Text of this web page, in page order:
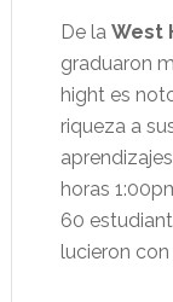
De la West
graduaron
hight es
riqueza a
horas
60
lucieron